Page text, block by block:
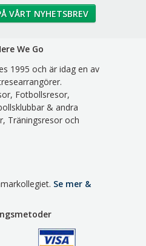
VÅRT NYHETSBREV
We Go
1995 och är idag en av
Fotbollsresor,
& andra
Träningsresor och
Se mer &